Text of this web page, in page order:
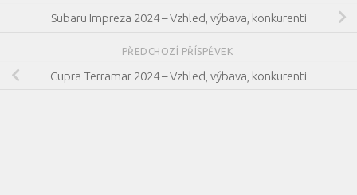
Subaru Impreza 2024 – Vzhled, výbava, konkurenti
PŘEDCHOZÍ PŘÍSPĚVEK
Cupra Terramar 2024 – Vzhled, výbava, konkurenti